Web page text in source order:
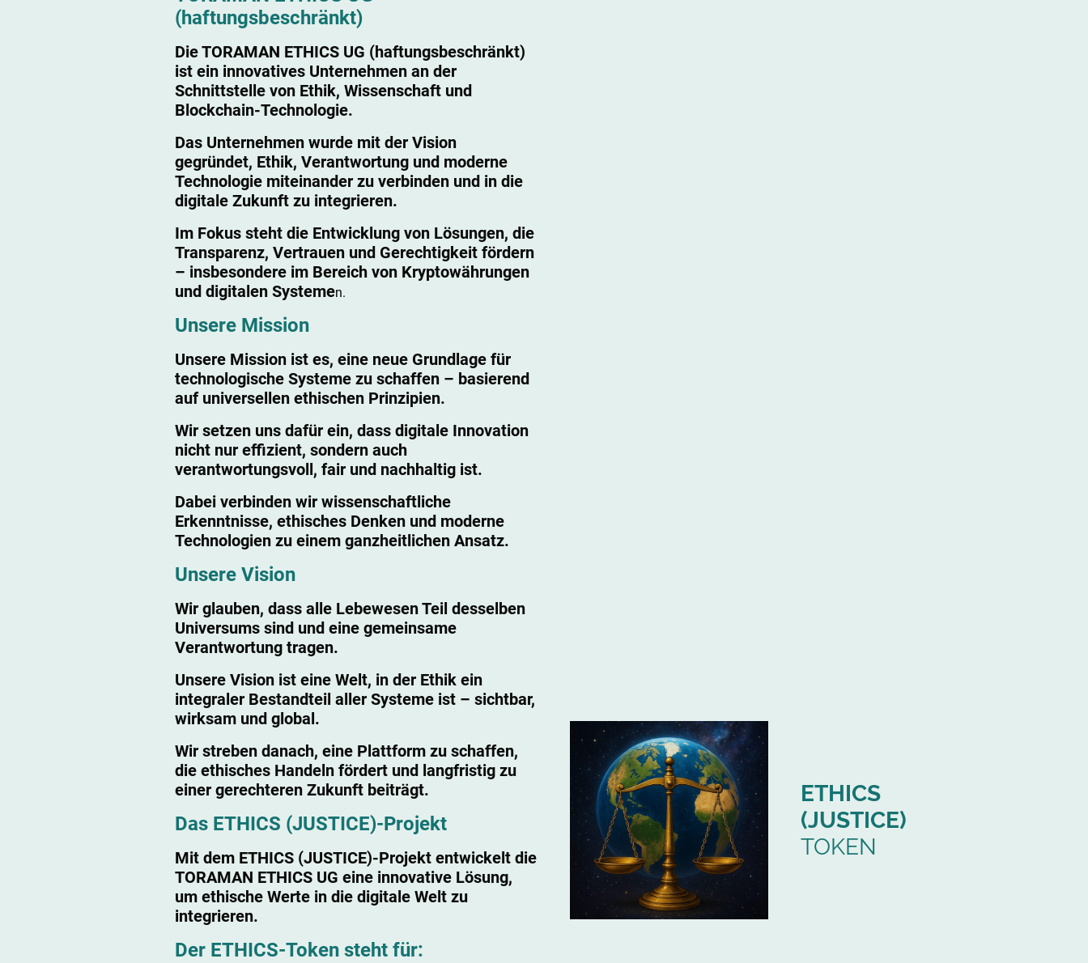
(haftungsbeschränkt)
Die TORAMAN ETHICS UG (haftungsbeschränkt)
ist ein innovatives Unternehmen an der
Schnittstelle von Ethik, Wissenschaft und
Blockchain-Technologie.
Das Unternehmen wurde mit der Vision
gegründet, Ethik, Verantwortung und moderne
Technologie miteinander zu verbinden und in die
digitale Zukunft zu integrieren.
Im Fokus steht die Entwicklung von Lösungen, die
Transparenz, Vertrauen und Gerechtigkeit fördern
– insbesondere im Bereich von Kryptowährungen
und digitalen Systemen.
Unsere Mission
Unsere Mission ist es, eine neue Grundlage für
technologische Systeme zu schaffen – basierend
auf universellen ethischen Prinzipien.
Wir setzen uns dafür ein, dass digitale Innovation
nicht nur effizient, sondern auch
verantwortungsvoll, fair und nachhaltig ist.
Dabei verbinden wir wissenschaftliche
Erkenntnisse, ethisches Denken und moderne
Technologien zu einem ganzheitlichen Ansatz.
Unsere Vision
Wir glauben, dass alle Lebewesen Teil desselben
Universums sind und eine gemeinsame
Verantwortung tragen.
Unsere Vision ist eine Welt, in der Ethik ein
integraler Bestandteil aller Systeme ist – sichtbar,
wirksam und global.
Wir streben danach, eine Plattform zu schaffen,
die ethisches Handeln fördert und langfristig zu
einer gerechteren Zukunft beiträgt.
Das ETHICS (JUSTICE)-Projekt
Mit dem ETHICS (JUSTICE)-Projekt entwickelt die
TORAMAN ETHICS UG eine innovative Lösung,
um ethische Werte in die digitale Welt zu
integrieren.
Der ETHICS-Token steht für:
ETHICS
(JUSTICE)
TOKEN